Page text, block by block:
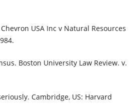
Chevron USA Inc v Natural Resources
Boston University Law Review. v.
Cambridge, US: Harvard